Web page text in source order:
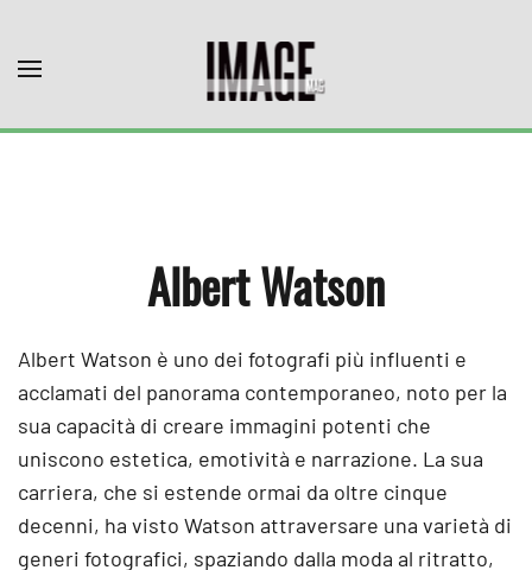
Skip to main content
Albert Watson
Albert Watson è uno dei fotografi più influenti e
acclamati del panorama contemporaneo, noto per la
sua capacità di creare immagini potenti che
uniscono estetica, emotività e narrazione. La sua
carriera, che si estende ormai da oltre cinque
decenni, ha visto Watson attraversare una varietà di
generi fotografici, spaziando dalla moda al ritratto,